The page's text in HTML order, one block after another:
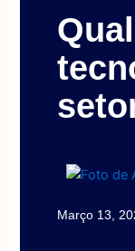
Março 13,